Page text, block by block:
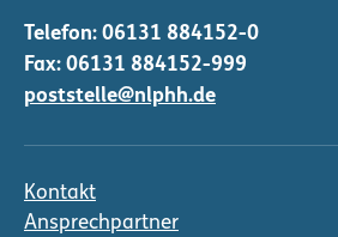
Telefon: 06131 884152-0
Fax: 06131 884152-999
poststelle@nlphh.de
Kontakt
Ansprechpartner